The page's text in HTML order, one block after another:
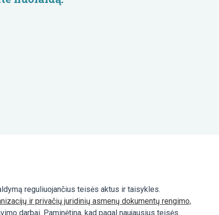
reguliuojančius teisės aktus ir taisykles.
ir privačių juridinių asmenų dokumentų rengimo,
darbai. Paminėtina, kad pagal naujausius teisės